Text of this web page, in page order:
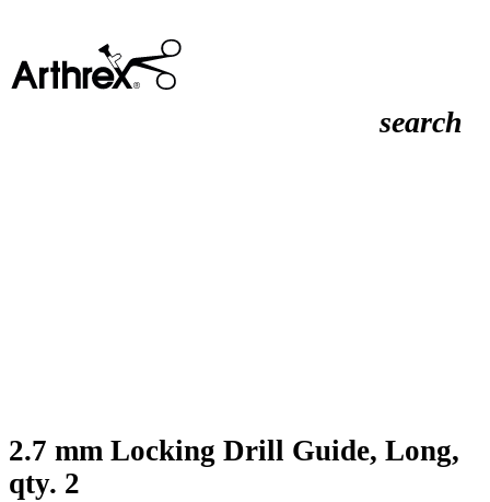
search
2.7 mm Locking Drill Guide, Long,
qty. 2